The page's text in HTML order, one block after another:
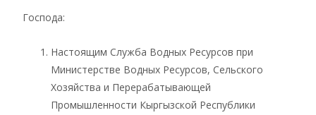
Господа:
Настоящим Служба Водных Ресурсов при
Министерстве Водных Ресурсов, Сельского
Хозяйства и Перерабатывающей
Промышленности Кыргызской Республики